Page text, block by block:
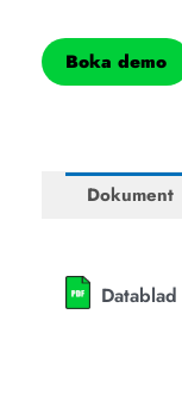
Boka demo
Dokument